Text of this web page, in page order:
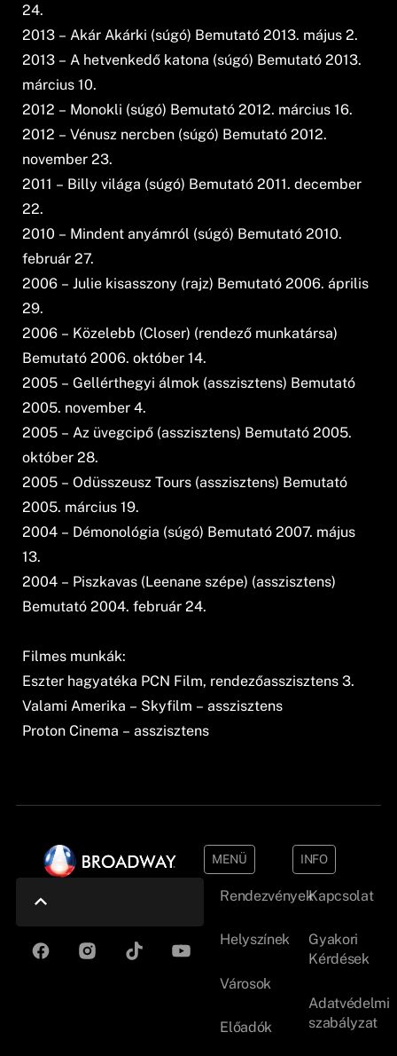
24.
2013 – Akár Akárki (súgó) Bemutató 2013. május 2.
2013 – A hetvenkedő katona (súgó) Bemutató 2013.
március 10.
2012 – Monokli (súgó) Bemutató 2012. március 16.
2012 – Vénusz nercben (súgó) Bemutató 2012.
november 23.
2011 – Billy világa (súgó) Bemutató 2011. december
22.
2010 – Mindent anyámról (súgó) Bemutató 2010.
február 27.
2006 – Julie kisasszony (rajz) Bemutató 2006. április
29.
2006 – Közelebb (Closer) (rendező munkatársa)
Bemutató 2006. október 14.
2005 – Gellérthegyi álmok (asszisztens) Bemutató
2005. november 4.
2005 – Az üvegcipő (asszisztens) Bemutató 2005.
október 28.
2005 – Odüsszeusz Tours (asszisztens) Bemutató
2005. március 19.
2004 – Démonológia (súgó) Bemutató 2007. május
13.
2004 – Piszkavas (Leenane szépe) (asszisztens)
Bemutató 2004. február 24.
Filmes munkák:
Eszter hagyatéka PCN Film, rendezőasszisztens 3.
Valami Amerika – Skyfilm – asszisztens
Proton Cinema – asszisztens
MENÜ
Rendezvények
Helyszínek
Városok
Előadók
INFO
Kapcsolat
Gyakori
Kérdések
Adatvédelmi
szabályzat